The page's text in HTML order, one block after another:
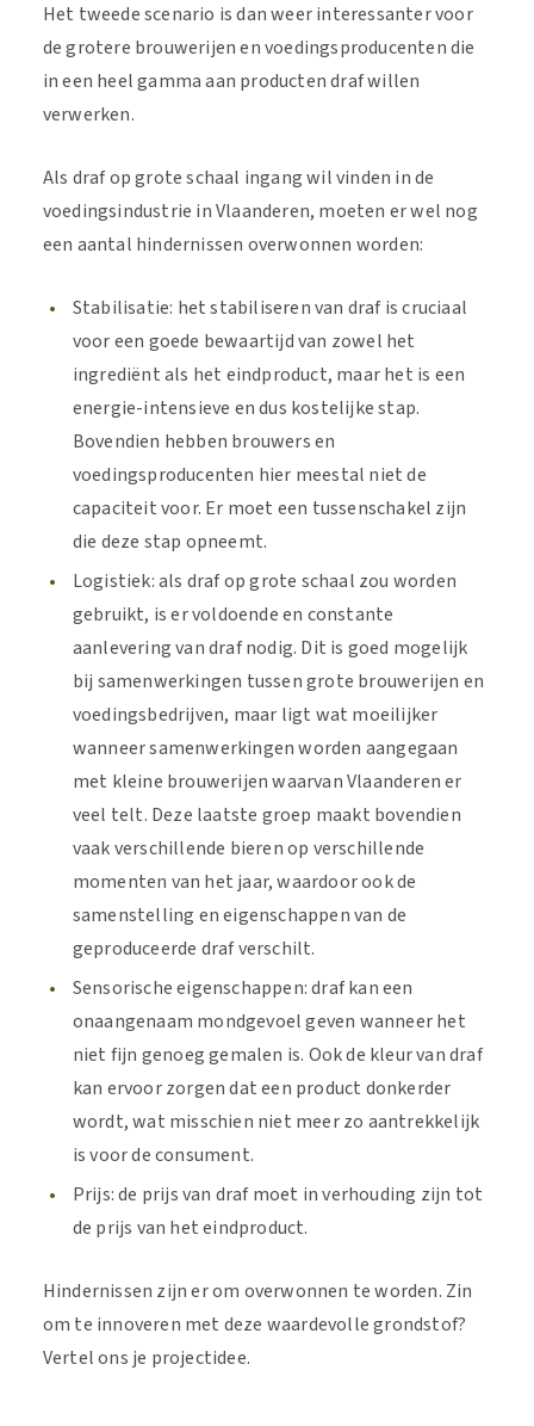
Het tweede scenario is dan weer interessanter voor
de grotere brouwerijen en voedingsproducenten die
in een heel gamma aan producten draf willen
verwerken.
Als draf op grote schaal ingang wil vinden in de
voedingsindustrie in Vlaanderen, moeten er wel nog
een aantal hindernissen overwonnen worden:
Stabilisatie: het stabiliseren van draf is cruciaal
voor een goede bewaartijd van zowel het
ingrediënt als het eindproduct, maar het is een
energie-intensieve en dus kostelijke stap.
Bovendien hebben brouwers en
voedingsproducenten hier meestal niet de
capaciteit voor. Er moet een tussenschakel zijn
die deze stap opneemt.
Logistiek: als draf op grote schaal zou worden
gebruikt, is er voldoende en constante
aanlevering van draf nodig. Dit is goed mogelijk
bij samenwerkingen tussen grote brouwerijen en
voedingsbedrijven, maar ligt wat moeilijker
wanneer samenwerkingen worden aangegaan
met kleine brouwerijen waarvan Vlaanderen er
veel telt. Deze laatste groep maakt bovendien
vaak verschillende bieren op verschillende
momenten van het jaar, waardoor ook de
samenstelling en eigenschappen van de
geproduceerde draf verschilt.
Sensorische eigenschappen: draf kan een
onaangenaam mondgevoel geven wanneer het
niet fijn genoeg gemalen is. Ook de kleur van draf
kan ervoor zorgen dat een product donkerder
wordt, wat misschien niet meer zo aantrekkelijk
is voor de consument.
Prijs: de prijs van draf moet in verhouding zijn tot
de prijs van het eindproduct.
Hindernissen zijn er om overwonnen te worden. Zin
om te innoveren met deze waardevolle grondstof?
Vertel ons je projectidee.